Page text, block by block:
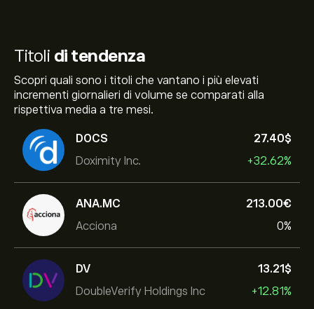
Titoli di tendenza
Scopri quali sono i titoli che vantano i più elevati
incrementi giornalieri di volume se comparati alla
rispettiva media a tre mesi.
DOCS
Doximity Inc.
27.40‎$‎
+32.62%
ANA.MC
Acciona
213.00‎€‎
0%
DV
DoubleVerify Holdings Inc
13.21‎$‎
+12.81%